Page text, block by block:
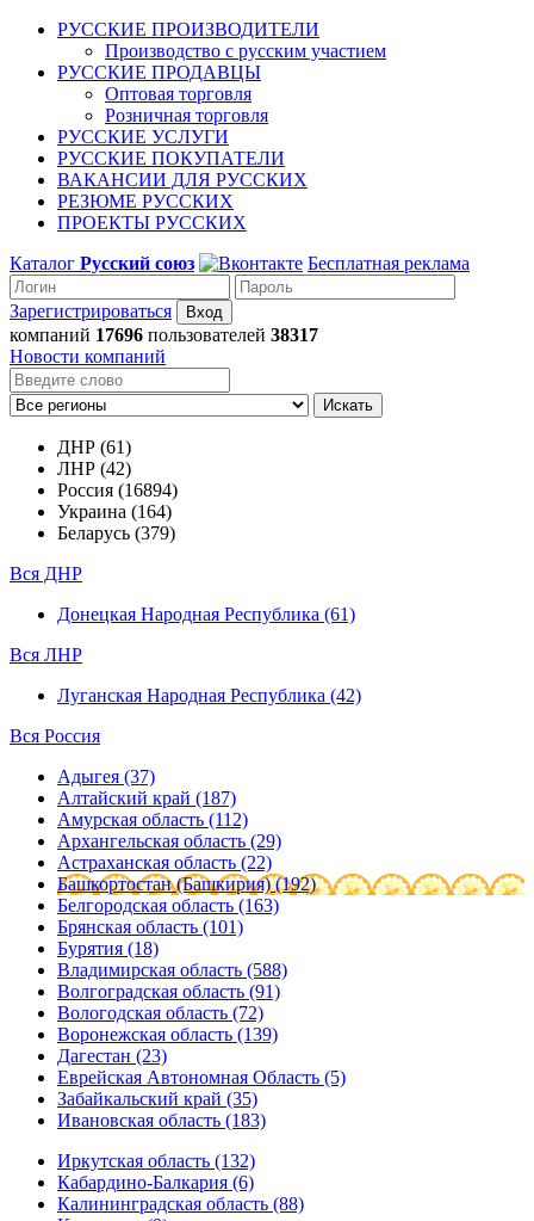
РУССКИЕ ПРОИЗВОДИТЕЛИ
Производство с русским участием
РУССКИЕ ПРОДАВЦЫ
Оптовая торговля
Розничная торговля
РУССКИЕ УСЛУГИ
РУССКИЕ ПОКУПАТЕЛИ
ВАКАНСИИ ДЛЯ РУССКИХ
РЕЗЮМЕ РУССКИХ
ПРОЕКТЫ РУССКИХ
Каталог Русский союз Бесплатная реклама
Зарегистрироваться
компаний 17696 пользователей 38317
Новости компаний
Искать
ДНР (61)
ЛНР (42)
Россия (16894)
Украина (164)
Беларусь (379)
Вся ДНР
Донецкая Народная Республика (61)
Вся ЛНР
Луганская Народная Республика (42)
Вся Россия
Адыгея (37)
Алтайский край (187)
Амурская область (112)
Архангельская область (29)
Астраханская область (22)
Башкортостан (Башкирия) (192)
Белгородская область (163)
Брянская область (101)
Бурятия (18)
Владимирская область (588)
Волгоградская область (91)
Вологодская область (72)
Воронежская область (139)
Дагестан (23)
Еврейская Автономная Область (5)
Забайкальский край (35)
Ивановская область (183)
Иркутская область (132)
Кабардино-Балкария (6)
Калининградская область (88)